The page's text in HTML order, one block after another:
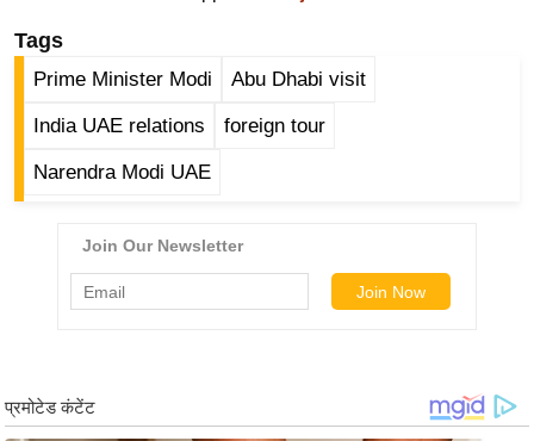
s
ला
फ
स्टा
ब्यू
टी
Tags
Prime Minister Modi Abu Dhabi visit
India UAE relations foreign tour
Narendra Modi UAE